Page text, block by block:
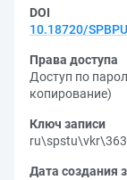
DOI
10.18720/
Права доступа
Доступ по
копирование)
Ключ записи
Дата создания